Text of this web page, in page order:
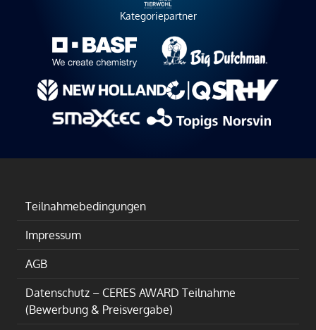
Kategoriepartner
Teilnahmebedingungen
Impressum
AGB
Datenschutz – CERES AWARD Teilnahme
(Bewerbung & Preisvergabe)